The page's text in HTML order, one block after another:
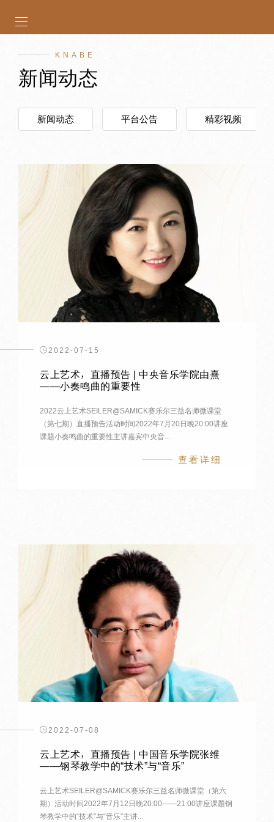
KNABE
新闻动态
新闻动态 平台公告 精彩视频
2022-07-15
云上艺术，直播预告 | 中央音乐学院由熹
——小奏鸣曲的重要性
2022云上艺术SEILER@SAMICK赛乐尔三益名师微课堂
（第七期）直播预告活动时间2022年7月20日晚20:00讲座
课题小奏鸣曲的重要性主讲嘉宾中央音...
查看详细
2022-07-08
云上艺术，直播预告 | 中国音乐学院张维
——钢琴教学中的“技术”与“音乐”
云上艺术SEILER@SAMICK赛乐尔三益名师微课堂（第六
期）活动时间2022年7月12日晚20:00——21:00讲座课题钢
琴教学中的“技术”与“音乐”主讲...